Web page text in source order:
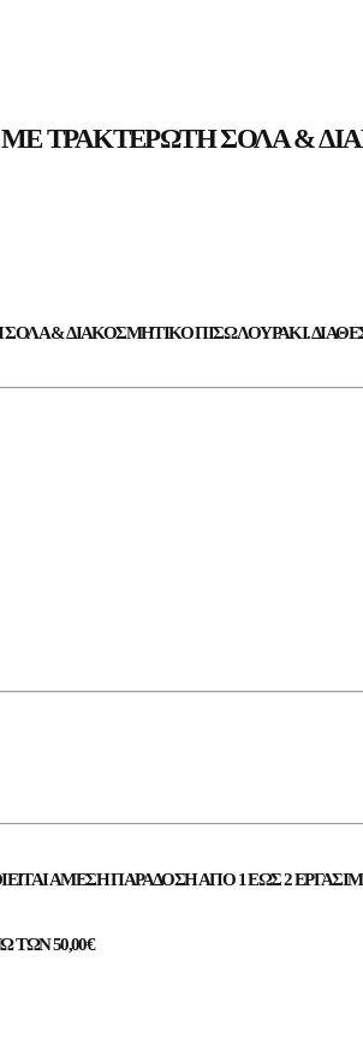
ΤΡΑΚΤΕΡΩΤΉ ΣΌΛΑ &
& ΔΙΑΚΟΣΜΗΤΙΚΌ ΠΊΣΩ ΛΟΥΡΆΚΙ.
ΆΜΕΣΗ ΠΑΡΆΔΟΣΗ ΑΠΌ 1 ΈΩΣ 2
ΤΩΝ 50,00€